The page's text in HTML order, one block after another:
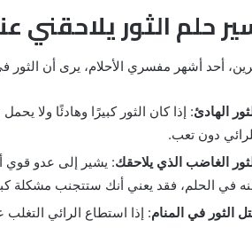
حلم الثور يلاحقني
أحد أشهر مفسري الأحلام، يرى أن الثور
الهادئ: إذا كان الثور كبيرًا وهادئًا ولا
دون تعب.
الغاضب الذي يلاحقك: يشير إلى عدو قوي
في الحلم، فقد يعني أنك ستتجنب مشكلة
الثور في المنام: إذا استطاع الرائي
8 يونيو، 2025
شي من الدبر في المنام